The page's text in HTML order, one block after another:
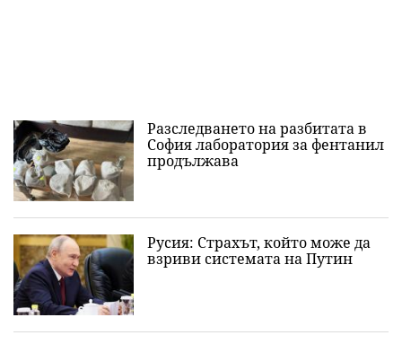
Разследването на разбитата в
София лаборатория за фентанил
продължава
Русия: Страхът, който може да
взриви системата на Путин